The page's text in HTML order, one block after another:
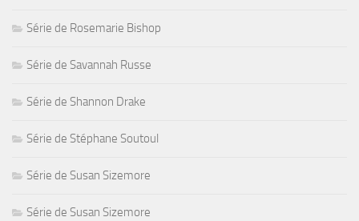
Série de Rosemarie Bishop
Série de Savannah Russe
Série de Shannon Drake
Série de Stéphane Soutoul
Série de Susan Sizemore
Série de Susan Sizemore